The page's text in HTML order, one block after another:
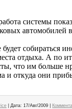
системы
автомобилей
собираться
отдыха. А по
что им больше
и откуда они
|Дата: 17/Авг/2009